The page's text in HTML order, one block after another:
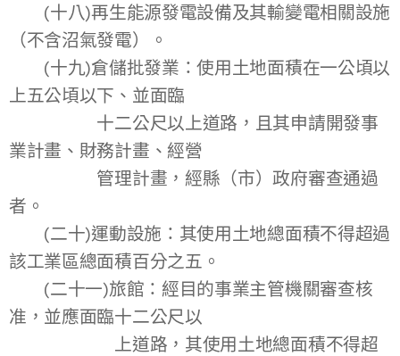
(十八)再生能源發電設備及其輸變電相關設施
（不含沼氣發電）。
(十九)倉儲批發業：使用土地面積在一公頃以
上五公頃以下、並面臨
十二公尺以上道路，且其申請開發事
業計畫、財務計畫、經營
管理計畫，經縣（市）政府審查通過
者。
(二十)運動設施：其使用土地總面積不得超過
該工業區總面積百分之五。
(二十一)旅館：經目的事業主管機關審查核
准，並應面臨十二公尺以
上道路，其使用土地總面積不得超